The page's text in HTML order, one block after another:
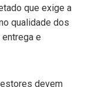
que exige a
qualidade dos
e
devem